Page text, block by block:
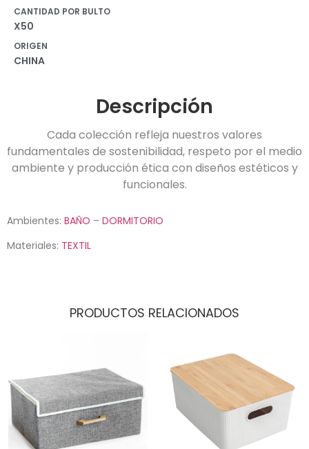
CANTIDAD POR BULTO
X50
ORIGEN
CHINA
Descripción
Cada colección refleja nuestros valores
fundamentales de sostenibilidad, respeto por el medio
ambiente y producción ética con diseños estéticos y
funcionales.
Ambientes: BAÑO – DORMITORIO
Materiales: TEXTIL
PRODUCTOS RELACIONADOS